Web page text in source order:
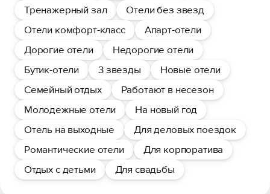
Тренажерный зал
Отели без звезд
Отели комфорт-класс
Апарт-отели
Дорогие отели
Недорогие отели
Бутик-отели
3 звезды
Новые отели
Семейный отдых
Работают в несезон
Молодежные отели
На новый год
Отель на выходные
Для деловых поездок
Романтические отели
Для корпоратива
Отдых с детьми
Для свадьбы